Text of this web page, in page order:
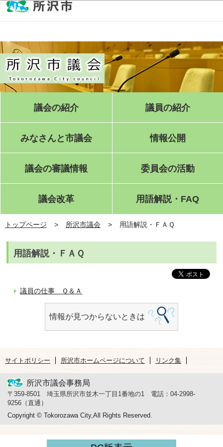
このページの本文へ移動
議会の紹介 議員の紹介
みなさんと市議会 情報公開
議会の審議情報 委員会の活動
議会改革 用語解説・FAQ
トップページ 所沢市議会 用語解説・ＦＡＱ
用語解説・ＦＡＱ
議員の仕事 Ｑ＆Ａ
情報が見つからないときは
サイトポリシー 所沢市ホームページについて リンク集
所沢市議会事務局
〒359-8501 埼玉県所沢市並木一丁目1番地の1 電話：04-2998-
9256（直通）
Copyright © Tokorozawa City,All Rights Reserved.